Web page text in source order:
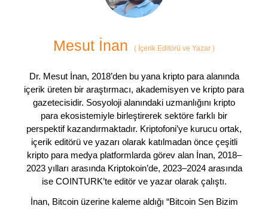
Mesut İnan ( İçerik Editörü ve Yazar )
Dr. Mesut İnan, 2018’den bu yana kripto para alanında
içerik üreten bir araştırmacı, akademisyen ve kripto para
gazetecisidir. Sosyoloji alanındaki uzmanlığını kripto
para ekosistemiyle birleştirerek sektöre farklı bir
perspektif kazandırmaktadır. Kriptofoni’ye kurucu ortak,
içerik editörü ve yazarı olarak katılmadan önce çeşitli
kripto para medya platformlarda görev alan İnan, 2018–
2023 yılları arasında Kriptokoin’de, 2023–2024 arasında
ise COINTURK’te editör ve yazar olarak çalıştı.
İnan, Bitcoin üzerine kaleme aldığı “Bitcoin Sen Bizim